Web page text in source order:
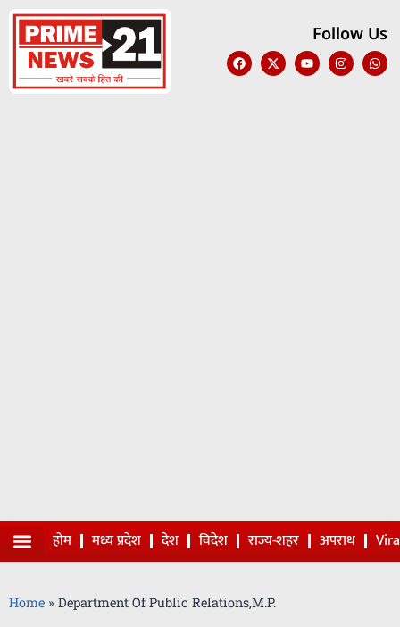
Follow Us
होम मध्य प्रदेश देश विदेश राज्य-शहर अपराध
Home » Department Of Public Relations,M.P.